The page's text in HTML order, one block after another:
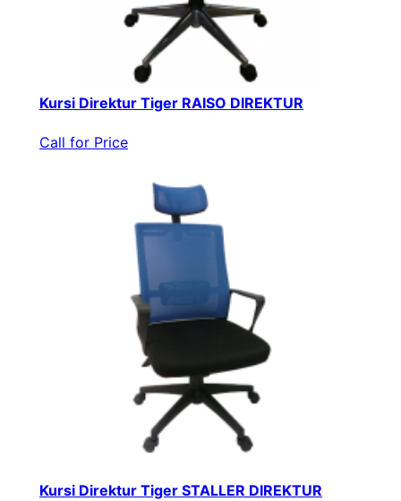
Kursi Direktur Tiger RAISO DIREKTUR
Call for Price
Kursi Direktur Tiger STALLER DIREKTUR